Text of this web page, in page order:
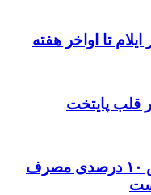
قلب پایتخت
مدیرعامل برق تهران: کاهش ۱۰ درصدی مصرف